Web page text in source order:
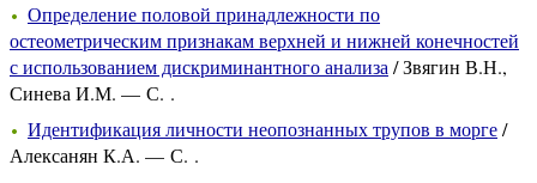
Определение половой принадлежности по
остеометрическим признакам верхней и нижней конечностей
с использованием дискриминантного анализа / Звягин В.Н.,
Синева И.М. — С. .
Идентификация личности неопознанных трупов в морге/
Алексанян К.А. — С. .